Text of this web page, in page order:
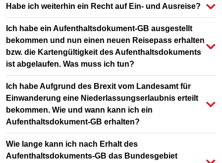
Habe ich weiterhin ein Recht auf Ein- und Ausreise?
Ich habe ein Aufenthaltsdokument-GB ausgestellt
bekommen und nun einen neuen Reisepass erhalten
bzw. die Kartengültigkeit des Aufenthaltsdokuments
ist abgelaufen. Was muss ich tun?
Ich habe Aufgrund des Brexit vom Landesamt für
Einwanderung eine Niederlassungserlaubnis erteilt
bekommen. Wie und wann kann ich ein
Aufenthaltsdokument-GB erhalten?
Wie lange kann ich nach Erhalt des
Aufenthaltsdokuments-GB das Bundesgebiet